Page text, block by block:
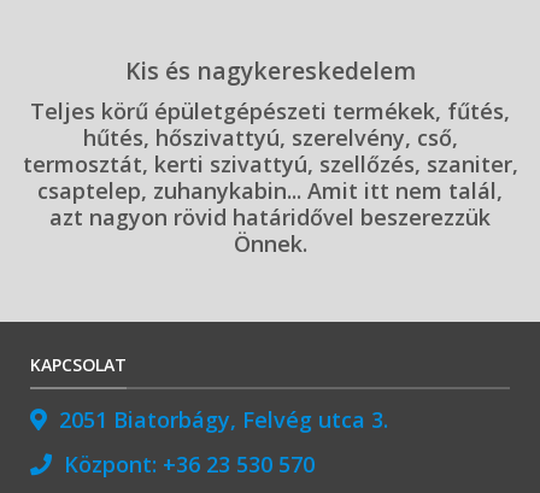
Kis és nagykereskedelem
Teljes körű épületgépészeti termékek, fűtés,
hűtés, hőszivattyú, szerelvény, cső,
termosztát, kerti szivattyú, szellőzés, szaniter,
csaptelep, zuhanykabin... Amit itt nem talál,
azt nagyon rövid határidővel beszerezzük
Önnek.
KAPCSOLAT
2051 Biatorbágy, Felvég utca 3.
Központ: +36 23 530 570